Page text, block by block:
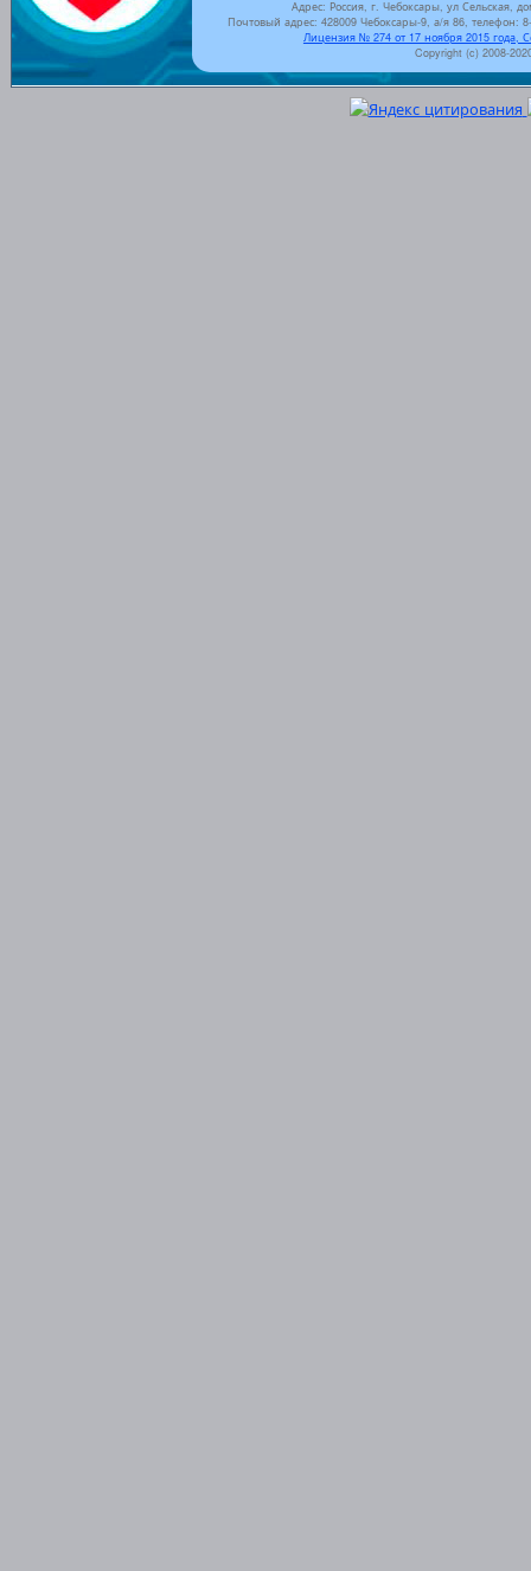
Адрес: Россия, г. Чебоксары, ул Сельская,
Почтовый адрес: 428009 Чебоксары-9, а/я 86, телефон:
Лицензия № 274 от 17 ноября 2015 года,
Copyright (c) 2008-